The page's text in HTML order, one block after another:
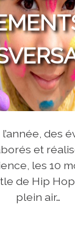
des
et
les 10
de Hip
plein air…